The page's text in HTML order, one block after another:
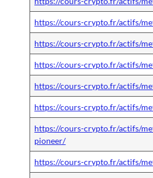
https://cours-crypto.fr/actifs/
https://cours-crypto.fr/actifs/
https://cours-crypto.fr/actifs/
https://cours-crypto.fr/actifs/
https://cours-crypto.fr/actifs/
https://cours-crypto.fr/actifs/
pioneer/
https://cours-crypto.fr/actifs/